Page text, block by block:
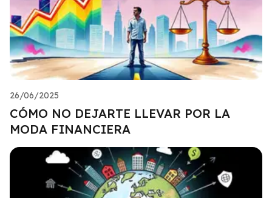
26/06/2025
CÓMO NO DEJARTE LLEVAR POR LA
MODA FINANCIERA